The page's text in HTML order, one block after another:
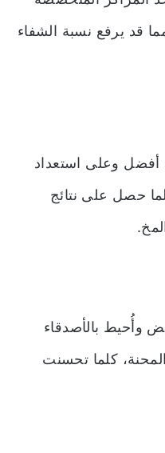
قد يرفع نسبة الشفاء
أفضل وعلى استعداد
حصل على نتائج
وأُحيط بالأصدقاء
كلما تحسنت